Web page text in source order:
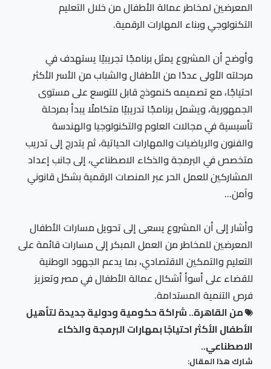
المعرضين لمخاطر عمالة الأطفال من خلال التعليم
التكنولوجي وبناء المهارات الرقمية.
وأوضح أن المشروع يمثل برنامجًا تجريبيًا يستهدف في
مرحلته الأولى عددًا من الأطفال والشباب من الأسر الأكثر
احتياجًا، مع تصميمه كنموذج قابل للتوسع على مستوى
الجمهورية، ويشمل برنامجًا تدريبيًا متكاملًا يبدأ بمرحلة
تأسيسية في مجالات العلوم والتكنولوجيا والهندسة
والفنون والرياضيات والمهارات الحياتية، ثم يتدرج إلى تدريب
متخصص في البرمجة والذكاء الاصطناعي، إلى جانب إعداد
المشاركين للعمل الحر عبر المنصات الرقمية بشكل قانوني
وآمن…
وأشار إلى أن المشروع يسعى إلى تحويل مسارات الأطفال
المعرضين للمخاطر من العمل المبكر إلى مسارات قائمة على
التعليم والتمكين الاقتصادي، بما يدعم الجهود الوطنية
للقضاء على أسوأ أشكال عمالة الأطفال في مصر وتعزيز
فرص التنمية المستدامة.
من القاهرة.. شراكة حكومية ودولية جديدة لتأهيل
الأطفال الأكثر احتياجًا بمهارات البرمجة والذكاء
الاصطناعي..
شارك هذا المقال: